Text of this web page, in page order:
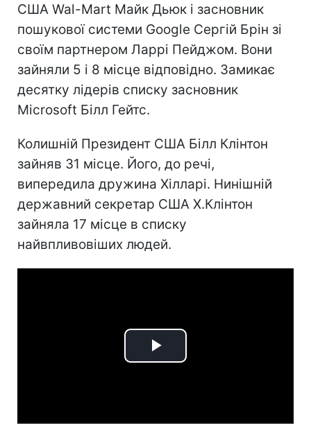
США Wal-Mart Майк Дьюк і засновник
пошукової системи Google Сергій Брін зі
своїм партнером Ларрі Пейджом. Вони
зайняли 5 і 8 місце відповідно. Замикає
десятку лідерів списку засновник
Microsoft Білл Гейтс.
Колишній Президент США Білл Клінтон
зайняв 31 місце. Його, до речі,
випередила дружина Хілларі. Нинішній
державний секретар США Х.Клінтон
зайняла 17 місце в списку
найвпливовіших людей.
Play